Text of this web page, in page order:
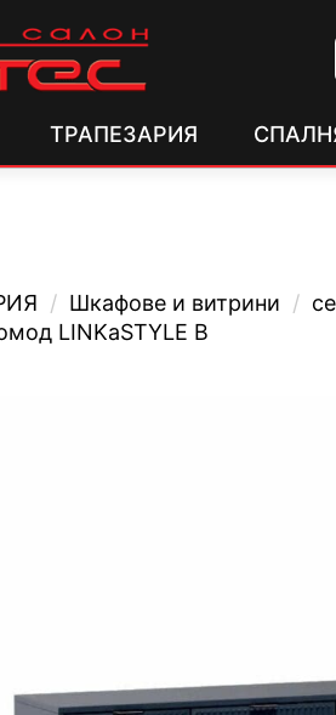
ТРАПЕЗАРИЯ
/ Шкафове и витрини /
LINKaSTYLE B